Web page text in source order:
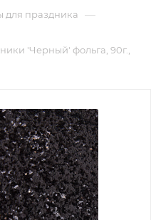
для праздника —
'Черный' фольга, 90г.,